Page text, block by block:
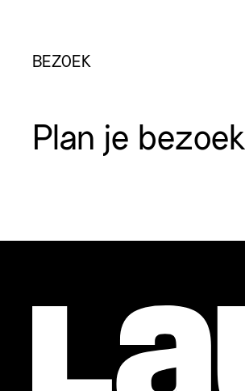
BEZOEK
Plan je bezoek